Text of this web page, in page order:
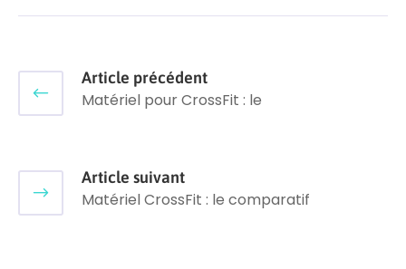
Article précédent
Matériel pour CrossFit : le
Article suivant
Matériel CrossFit : le comparatif